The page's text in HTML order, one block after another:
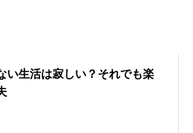
い生活は寂しい？それでも楽